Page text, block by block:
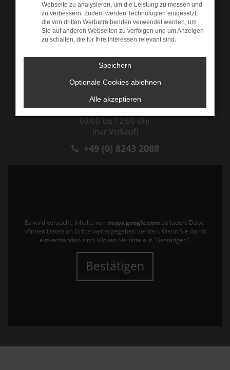
Öffnungszeiten & Kontakt
Montag bis Donnerstag:
13:00 bis 18:00 Uhr
Freitag:
07:00 bis 12:00 Uhr
Samstag:
09:00 bis 12:00 Uhr
(nur Verkauf)
+49 (0) 8243 2088
Es wird versucht, Inhalte von maps.google.com zu laden. Dabei
können Daten an Dritte weitergegeben werden. Wenn Sie damit
einverstanden sind, klicken Sie bitte auf "Bestätigen".
Bestätigen
Webseite zu analysieren, um die Leistung zu messen und
zu verbessern. Zudem werden Technologien eingesetzt,
die von dritten Werbetreibenden verwendet werden, um
Sie auf anderen Webseiten zu verfolgen und um Anzeigen
zu schalten, die für Ihre Interessen relevant sind.
Speichern
Optionale Cookies ablehnen
Alle akzeptieren